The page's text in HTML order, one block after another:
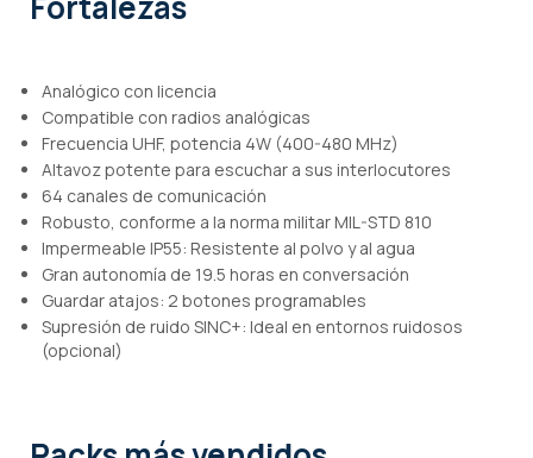
Analógico con licencia
Compatible con radios analógicas
Frecuencia UHF, potencia 4W (400-480 MHz)
Altavoz potente para escuchar a sus interlocutores
64 canales de comunicación
Robusto, conforme a la norma militar MIL-STD 810
Impermeable IP55: Resistente al polvo y al agua
Gran autonomía de 19.5 horas en conversación
Guardar atajos: 2 botones programables
Supresión de ruido SINC+: Ideal en entornos ruidosos
(opcional)